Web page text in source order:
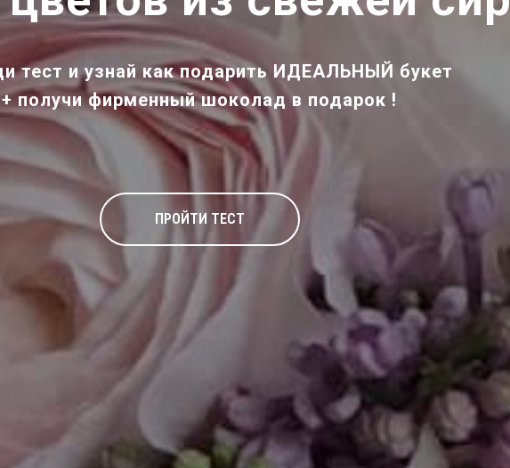
тест и узнай как подарить ИДЕАЛЬНЫЙ букет
+ получифирменный шоколадв подарок !
ПРОЙТИ ТЕСТ